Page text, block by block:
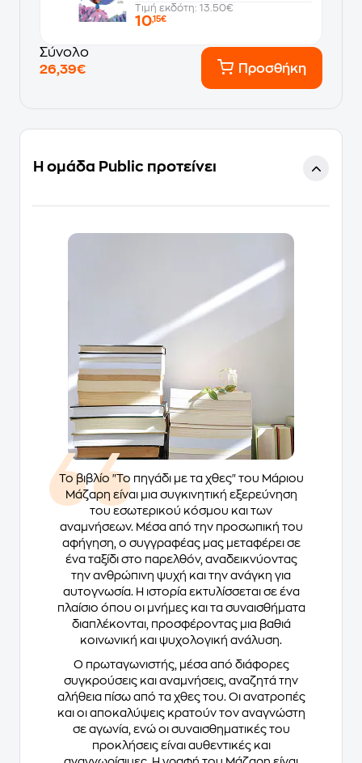
Τιμή εκδότη: 13.50€
10,15€
Σύνολο
26,39€
Προσθήκη
Η ομάδα Public προτείνει
Το βιβλίο "Το πηγάδι με τα χθες" του Μάριου
Μάζαρη είναι μια συγκινητική εξερεύνηση
του εσωτερικού κόσμου και των
αναμνήσεων. Μέσα από την προσωπική του
αφήγηση, ο συγγραφέας μας μεταφέρει σε
ένα ταξίδι στο παρελθόν, αναδεικνύοντας
την ανθρώπινη ψυχή και την ανάγκη για
αυτογνωσία. Η ιστορία εκτυλίσσεται σε ένα
πλαίσιο όπου οι μνήμες και τα συναισθήματα
διαπλέκονται, προσφέροντας μια βαθιά
κοινωνική και ψυχολογική ανάλυση.
Ο πρωταγωνιστής, μέσα από διάφορες
συγκρούσεις και αναμνήσεις, αναζητά την
αλήθεια πίσω από τα χθες του. Οι ανατροπές
και οι αποκαλύψεις κρατούν τον αναγνώστη
σε αγωνία, ενώ οι συναισθηματικές του
προκλήσεις είναι αυθεντικές και